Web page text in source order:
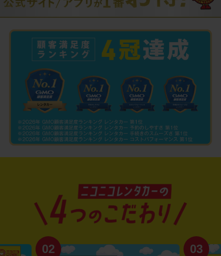
02 03